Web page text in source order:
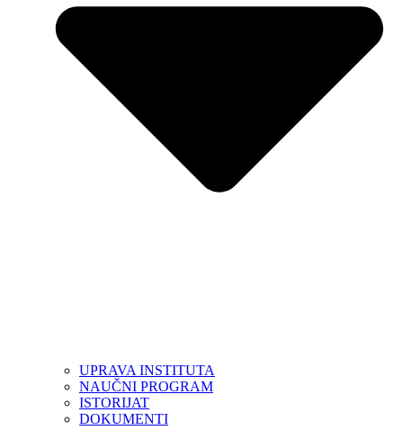
UPRAVA INSTITUTA
NAUČNI PROGRAM
ISTORIJAT
DOKUMENTI